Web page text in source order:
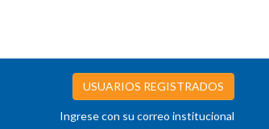
USUARIOS REGISTRADOS
Ingrese con su correo institucional